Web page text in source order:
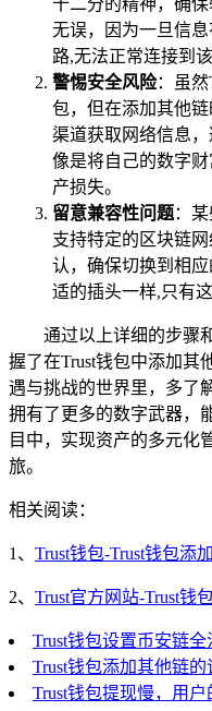
无误，因为一旦信
路,无法正常连接到该
警惕安全风险：虽然
包，但在添加其他
渠道获取网络信息
像是将自己的数字
产损失。
留意兼容性问题：
支持特定的区块链
认，确保切换到相
适的插头一样,只有
通过以上详细的步骤
握了在Trust钱包中添加其
遇与挑战的世界里，多了
拥有了更多的数字武器，
目中，实现资产的多元化
旅。
相关阅读：
1、 Trust钱包-Trust钱包添
2、 Trust官方网站-Trust钱
Trust钱包设置币安链全
Trust钱包添加其他链的
Trust钱包提现慢，用